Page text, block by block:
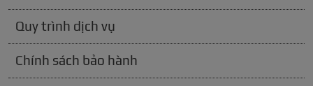
Quy trình dịch vụ
Chính sách bảo hành